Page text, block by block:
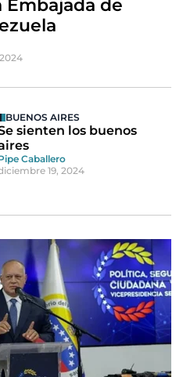
Embajada de
BUENOS AIRES
sienten los buenos
Caballero
19, 2024